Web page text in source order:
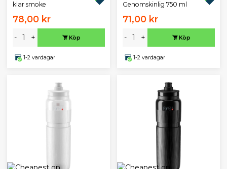
klar smoke
78,00 kr
- + Köp
1-2 vardagar
Genomskinlig 750 ml
71,00 kr
- + Köp
1-2 vardagar